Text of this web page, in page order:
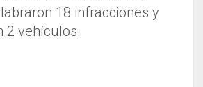
18 infracciones y
2 vehículos.